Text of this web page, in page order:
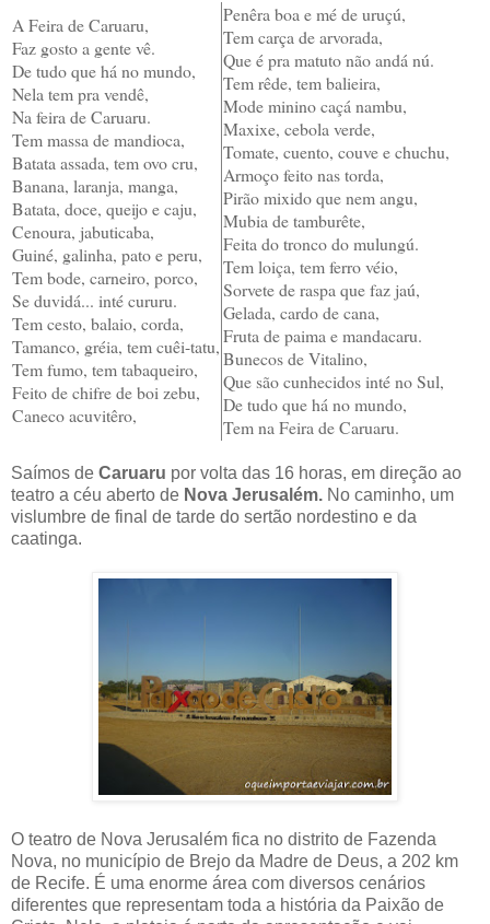
A Feira de Caruaru,
Faz gosto a gente vê.
De tudo que há no mundo,
Nela tem pra vendê,
Na feira de Caruaru.
Tem massa de mandioca,
Batata assada, tem ovo cru,
Banana, laranja, manga,
Batata, doce, queijo e caju,
Cenoura, jabuticaba,
Guiné, galinha, pato e peru,
Tem bode, carneiro, porco,
Se duvidá... inté cururu.
Tem cesto, balaio, corda,
Tamanco, gréia, tem cuêi-tatu,
Tem fumo, tem tabaqueiro,
Feito de chifre de boi zebu,
Caneco acuvitêro,
Penêra boa e mé de uruçú,
Tem carça de arvorada,
Que é pra matuto não andá nú.
Tem rêde, tem balieira,
Mode minino caçá nambu,
Maxixe, cebola verde,
Tomate, cuento, couve e chuchu,
Armoço feito nas torda,
Pirão mixido que nem angu,
Mubia de tamburête,
Feita do tronco do mulungú.
Tem loiça, tem ferro véio,
Sorvete de raspa que faz jaú,
Gelada, cardo de cana,
Fruta de paima e mandacaru.
Bunecos de Vitalino,
Que são cunhecidos inté no Sul,
De tudo que há no mundo,
Tem na Feira de Caruaru.
Saímos de Caruaru por volta das 16 horas, em direção ao
teatro a céu aberto de Nova Jerusalém. No caminho, um
vislumbre de final de tarde do sertão nordestino e da
caatinga.
O teatro de Nova Jerusalém fica no distrito de Fazenda
Nova, no município de Brejo da Madre de Deus, a 202 km
de Recife. É uma enorme área com diversos cenários
diferentes que representam toda a história da Paixão de